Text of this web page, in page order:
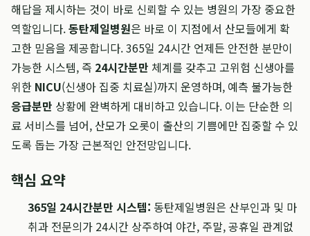
해답을 제시하는 것이 바로 신뢰할 수 있는 병원의 가장 중요한
역할입니다.동탄제일병원은 바로 이 지점에서 산모들에게 확
고한 믿음을 제공합니다. 365일 24시간 언제든 안전한 분만이
가능한 시스템, 즉 24시간분만 체계를 갖추고 고위험 신생아를
위한 NICU(신생아 집중 치료실)까지 운영하며, 예측 불가능한
응급분만 상황에 완벽하게 대비하고 있습니다. 이는 단순한 의
료 서비스를 넘어, 산모가 오롯이 출산의 기쁨에만 집중할 수 있
도록 돕는 가장 근본적인 안전망입니다.
핵심 요약
365일 24시간분만 시스템: 동탄제일병원은 산부인과 및 마
취과 전문의가 24시간 상주하여 야간, 주말, 공휴일 관계없